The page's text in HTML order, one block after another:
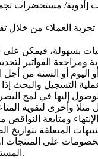
مستحضرات
العملاء من خلال
بسهولة، فيمكن على
ومراجعة الفواتير
التسجيل والبحث إذا
إليها في لمح
ومتابعة
على المنتجات
المستخدم لتطبيقها وتنفيذها من خلال برامج الكاشير المحاسبية.